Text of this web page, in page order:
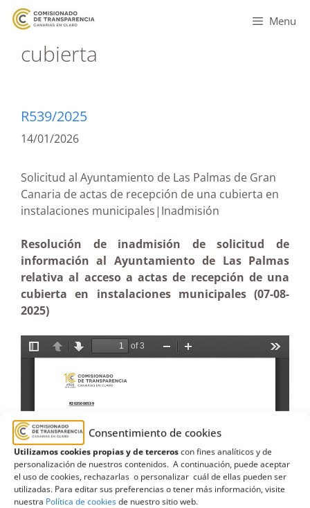
Consentimiento de cookies
Utilizamos cookies propias y de terceroscon fines analíticos y de
personalización de nuestros contenidos. A continuación, puede aceptar
el uso de cookies, rechazarlas o personalizar cuál de ellas pueden ser
utilizadas. Para editar sus preferencias o tener más información, visite
nuestra Política de cookiesde nuestro sitio web.
Menu
cubierta
R539/2025
14/01/2026
Solicitud al Ayuntamiento de Las Palmas de Gran
Canaria de actas de recepción de una cubierta en
instalaciones municipales|Inadmisión
Resolución de inadmisión de solicitud de
información al Ayuntamiento de Las Palmas
relativa al acceso a actas de recepción de una
cubierta en instalaciones municipales (07-08-
2025)